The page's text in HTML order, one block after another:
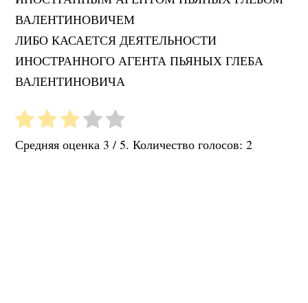
ВАЛЕНТИНОВИЧЕМ
ЛИБО КАСАЕТСЯ ДЕЯТЕЛЬНОСТИ
ИНОСТРАННОГО АГЕНТА ПЬЯНЫХ ГЛЕБА
ВАЛЕНТИНОВИЧА
Средняя оценка 3 / 5. Количество голосов:2